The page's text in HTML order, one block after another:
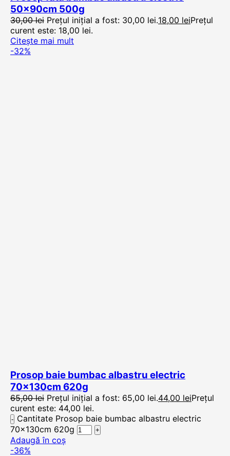
50x90cm 500g
30,00lei Prețul inițial a fost: 30,00 lei.18,00 leiPrețul
curent este: 18,00 lei.
Citește mai mult
-32%
Prosop baie bumbac albastru electric
70x130cm 620g
65,00lei Prețul inițial a fost: 65,00 lei.44,00 leiPrețul
curent este: 44,00 lei.
Cantitate Prosop baie bumbac albastru electric
70x130cm 620g
Adaugă în coș
-36%